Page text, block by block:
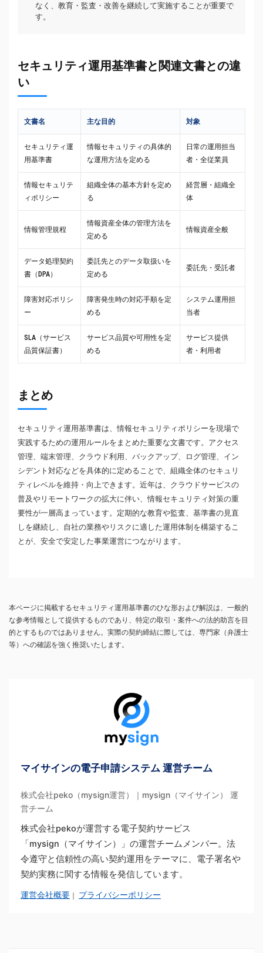
なく、教育・監査・改善を継続して実施することが重要で
す。
セキュリティ運用基準書と関連文書との違
い
文書名 主な目的 対象
セキュリティ運
用基準書
情報セキュリティの具体的
な運用方法を定める
日常の運用担当
者・全従業員
情報セキュリテ
ィポリシー
組織全体の基本方針を定め
る
経営層・組織全
体
情報管理規程
情報資産全体の管理方法を
定める
情報資産全般
データ処理契約
書（DPA）
委託先とのデータ取扱いを
定める
委託先・受託者
障害対応ポリシ
ー
障害発生時の対応手順を定
める
システム運用担
当者
SLA（サービス
品質保証書）
サービス品質や可用性を定
める
サービス提供
者・利用者
まとめ
セキュリティ運用基準書は、情報セキュリティポリシーを現場で
実践するための運用ルールをまとめた重要な文書です。アクセス
管理、端末管理、クラウド利用、バックアップ、ログ管理、イン
シデント対応などを具体的に定めることで、組織全体のセキュリ
ティレベルを維持・向上できます。近年は、クラウドサービスの
普及やリモートワークの拡大に伴い、情報セキュリティ対策の重
要性が一層高まっています。定期的な教育や監査、基準書の見直
しを継続し、自社の業務やリスクに適した運用体制を構築するこ
とが、安全で安定した事業運営につながります。
本ページに掲載するセキュリティ運用基準書のひな形および解説は、一般的
な参考情報として提供するものであり、特定の取引・案件への法的助言を目
的とするものではありません。実際の契約締結に際しては、専門家（弁護士
等）への確認を強く推奨いたします。
マイサインの電子申請システム 運営チーム
株式会社peko（mysign運営）｜mysign（マイサイン） 運
営チーム
株式会社pekoが運営する電子契約サービス
「mysign（マイサイン）」の運営チームメンバー。法
令遵守と信頼性の高い契約運用をテーマに、電子署名や
契約実務に関する情報を発信しています。
運営会社概要 ｜ プライバシーポリシー